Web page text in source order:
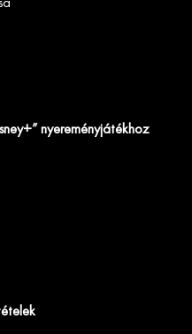
nyereményjátékhoz